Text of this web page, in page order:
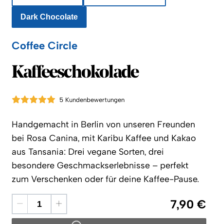
Dark Chocolate
Coffee Circle
Coffee Circle
Kaffeeschokolade
5 Kundenbewertungen
Handgemacht in Berlin von unseren Freunden
bei Rosa Canina, mit Karibu Kaffee und Kakao
aus Tansania: Drei vegane Sorten, drei
besondere Geschmackserlebnisse – perfekt
zum Verschenken oder für deine Kaffee-Pause.
7,90 €